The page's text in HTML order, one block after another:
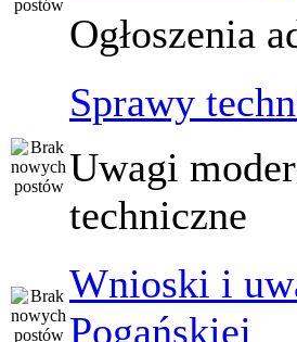
Ogłoszenia
Sprawy
Uwagi
techniczne
Wnioski i
Pogańskiej